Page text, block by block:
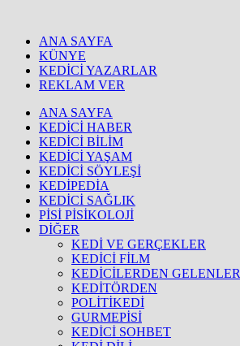
ANA SAYFA
KÜNYE
KEDİCİ YAZARLAR
REKLAM VER
ANA SAYFA
KEDİCİ HABER
KEDİCİ BİLİM
KEDİCİ YAŞAM
KEDİCİ SÖYLEŞİ
KEDİPEDİA
KEDİCİ SAĞLIK
PİSİ PİSİKOLOJİ
DİĞER
KEDİ VE GERÇEKLER
KEDİCİ FİLM
KEDİCİLERDEN GELENLER
KEDİTÖRDEN
POLİTİKEDİ
GURMEPİSİ
KEDİCİ SOHBET